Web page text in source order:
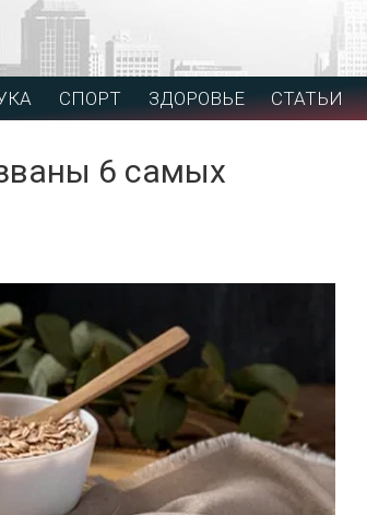
СПОРТ ЗДОРОВЬЕ СТАТЬИ
6 самых